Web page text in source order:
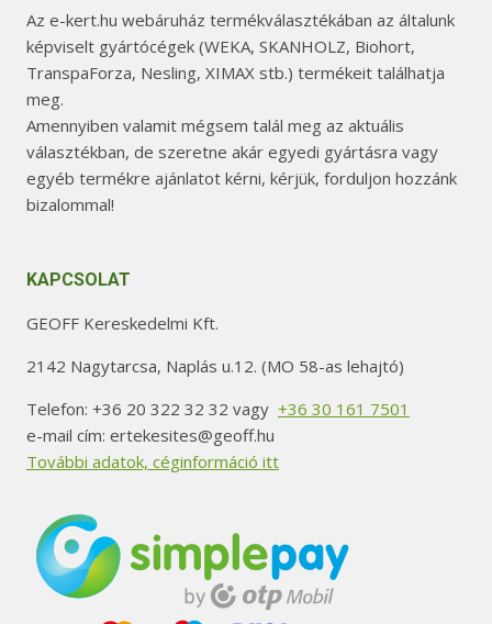
Az e-kert.hu webáruház termékválasztékában az általunk
képviselt gyártócégek (WEKA, SKANHOLZ, Biohort,
TranspaForza, Nesling, XIMAX stb.) termékeit találhatja
meg.
Amennyiben valamit mégsem talál meg az aktuális
választékban, de szeretne akár egyedi gyártásra vagy
egyéb termékre ajánlatot kérni, kérjük, forduljon hozzánk
bizalommal!
KAPCSOLAT
GEOFF Kereskedelmi Kft.
2142 Nagytarcsa, Naplás u.12. (MO 58-as lehajtó)
Telefon: +36 20 322 32 32 vagy +36 30 161 7501
e-mail cím: ertekesites@geoff.hu
További adatok, céginformáció itt